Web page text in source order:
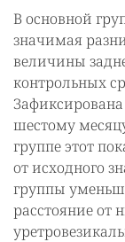
В основной
значимая
величины
контрольных
шестому
группе этот
от исходного
группы
расстояние от